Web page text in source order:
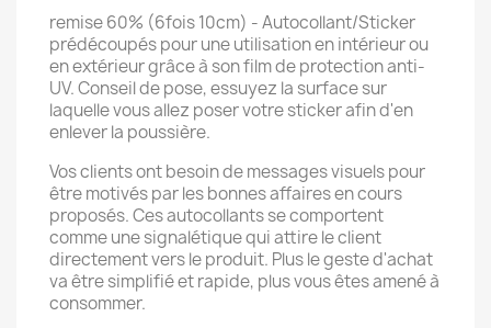
remise 60% (6fois 10cm) - Autocollant/Sticker
prédécoupés pour une utilisation en intérieur ou
en extérieur grâce à son film de protection anti-
UV. Conseil de pose, essuyez la surface sur
laquelle vous allez poser votre sticker afin d'en
enlever la poussière.
Vos clients ont besoin de messages visuels pour
être motivés par les bonnes affaires en cours
proposés. Ces autocollants se comportent
comme une signalétique qui attire le client
directement vers le produit. Plus le geste d'achat
va être simplifié et rapide, plus vous êtes amené à
consommer.